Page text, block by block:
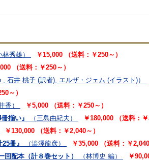
林秀雄）
￥15,000 （送料：￥250～）
（送料：￥250～）
石井 桃子 (訳者), エルザ・ジェム (イラスト)）
～）
香）
￥5,000 （送料：￥250～）
揃い』
（三島由紀夫）
￥180,000 （送料：
￥130,000 （送料：￥2,040～）
冊』
（澁澤龍彦）
￥35,000 （送料：￥
配本（計８巻セット）
（林博史 編） ￥